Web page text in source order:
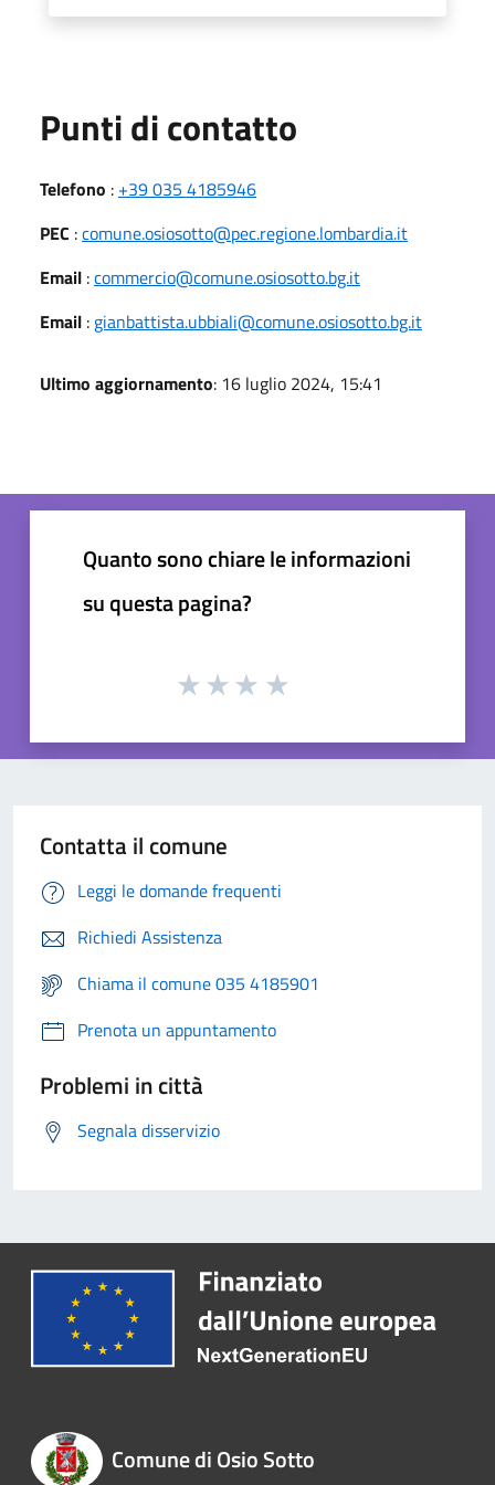
Punti di contatto
Telefono : +39 035 4185946
PEC :comune.osiosotto@pec.regione.lombardia.it
Email :commercio@comune.osiosotto.bg.it
Email : gianbattista.ubbiali@comune.osiosotto.bg.it
Ultimo aggiornamento: 16 luglio 2024, 15:41
Quanto sono chiare le informazioni
su questa pagina?
Contatta il comune
Leggi le domande frequenti
Richiedi Assistenza
Chiama il comune 035 4185901
Prenota un appuntamento
Problemi in città
Segnala disservizio
Comune di Osio Sotto